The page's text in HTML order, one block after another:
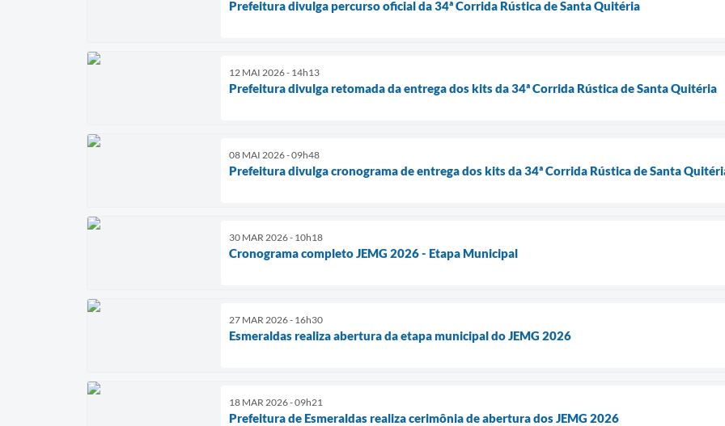
Prefeitura divulga percurso oficial da 34ª Corrida Rústica de Santa Quitéria
12 MAI 2026 - 14h13
Prefeitura divulga retomada da entrega dos kits da 34ª Corrida Rústica de Santa Quitéria
08 MAI 2026 - 09h48
Prefeitura divulga cronograma de entrega dos kits da 34ª Corrida Rústica de Santa
30 MAR 2026 - 10h18
Cronograma completo JEMG 2026 - Etapa Municipal
27 MAR 2026 - 16h30
Esmeraldas realiza abertura da etapa municipal do JEMG 2026
18 MAR 2026 - 09h21
Prefeitura de Esmeraldas realiza cerimônia de abertura dos JEMG 2026